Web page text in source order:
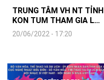
TRUNG TÂM VH NT TỈNH
KON TUM THAM GIA LH
CMN TOÀN QUỐC 2021
(ĐỢT 2)
20/06/2022 - 17:20